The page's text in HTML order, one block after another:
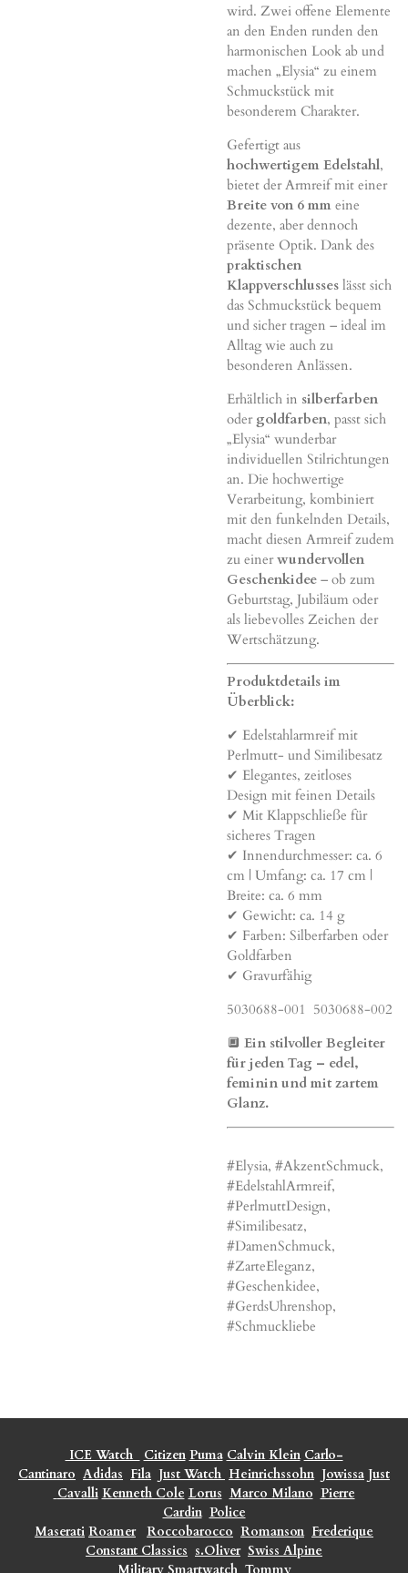
wird. Zwei offene Elemente
an den Enden runden den
harmonischen Look ab und
machen „Elysia“ zu einem
Schmuckstück mit
besonderem Charakter.
Gefertigt aus
hochwertigem Edelstahl,
bietet der Armreif mit einer
Breite von 6 mm eine
dezente, aber dennoch
präsente Optik. Dank des
praktischen
Klappverschlusses lässt sich
das Schmuckstück bequem
und sicher tragen – ideal im
Alltag wie auch zu
besonderen Anlässen.
Erhältlich in silberfarben
oder goldfarben, passt sich
„Elysia“ wunderbar
individuellen Stilrichtungen
an. Die hochwertige
Verarbeitung, kombiniert
mit den funkelnden Details,
macht diesen Armreif zudem
zu einerwundervollen
Geschenkidee – ob zum
Geburtstag, Jubiläum oder
als liebevolles Zeichen der
Wertschätzung.
Produktdetails im
Überblick:
✔ Edelstahlarmreif mit
Perlmutt- und Similibesatz
✔ Elegantes, zeitloses
Design mit feinen Details
✔ Mit Klappschließe für
sicheres Tragen
✔ Innendurchmesser: ca. 6
cm | Umfang: ca. 17 cm |
Breite: ca. 6 mm
✔ Gewicht: ca. 14 g
✔ Farben: Silberfarben oder
Goldfarben
✔ Gravurfähig
5030688-001 5030688-002
🔲 Ein stilvoller Begleiter
für jeden Tag – edel,
feminin und mit zartem
Glanz.
#Elysia, #AkzentSchmuck,
#EdelstahlArmreif,
#PerlmuttDesign,
#Similibesatz,
#DamenSchmuck,
#ZarteEleganz,
#Geschenkidee,
#GerdsUhrenshop,
#Schmuckliebe
ICE Watch Citizen Puma Calvin Klein Carlo-
Cantinaro Adidas Fila Just Watch Heinrichssohn Jowissa Just
Cavalli Kenneth Cole Lorus Marco Milano Pierre
Cardin Police
Maserati Roamer Roccobarocco Romanson Frederique
Constant Classics s.Oliver Swiss Alpine